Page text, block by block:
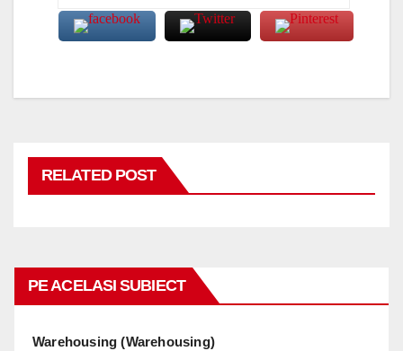
RELATED POST
PE ACELASI SUBIECT
Warehousing (Warehousing)